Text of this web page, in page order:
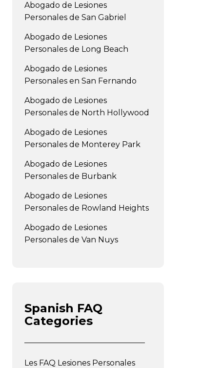
Abogado de Lesiones
Personales de San Gabriel
Abogado de Lesiones
Personales de Long Beach
Abogado de Lesiones
Personales en San Fernando
Abogado de Lesiones
Personales de North Hollywood
Abogado de Lesiones
Personales de Monterey Park
Abogado de Lesiones
Personales de Burbank
Abogado de Lesiones
Personales de Rowland Heights
Abogado de Lesiones
Personales de Van Nuys
Spanish FAQ
Categories
Les FAQ Lesiones Personales